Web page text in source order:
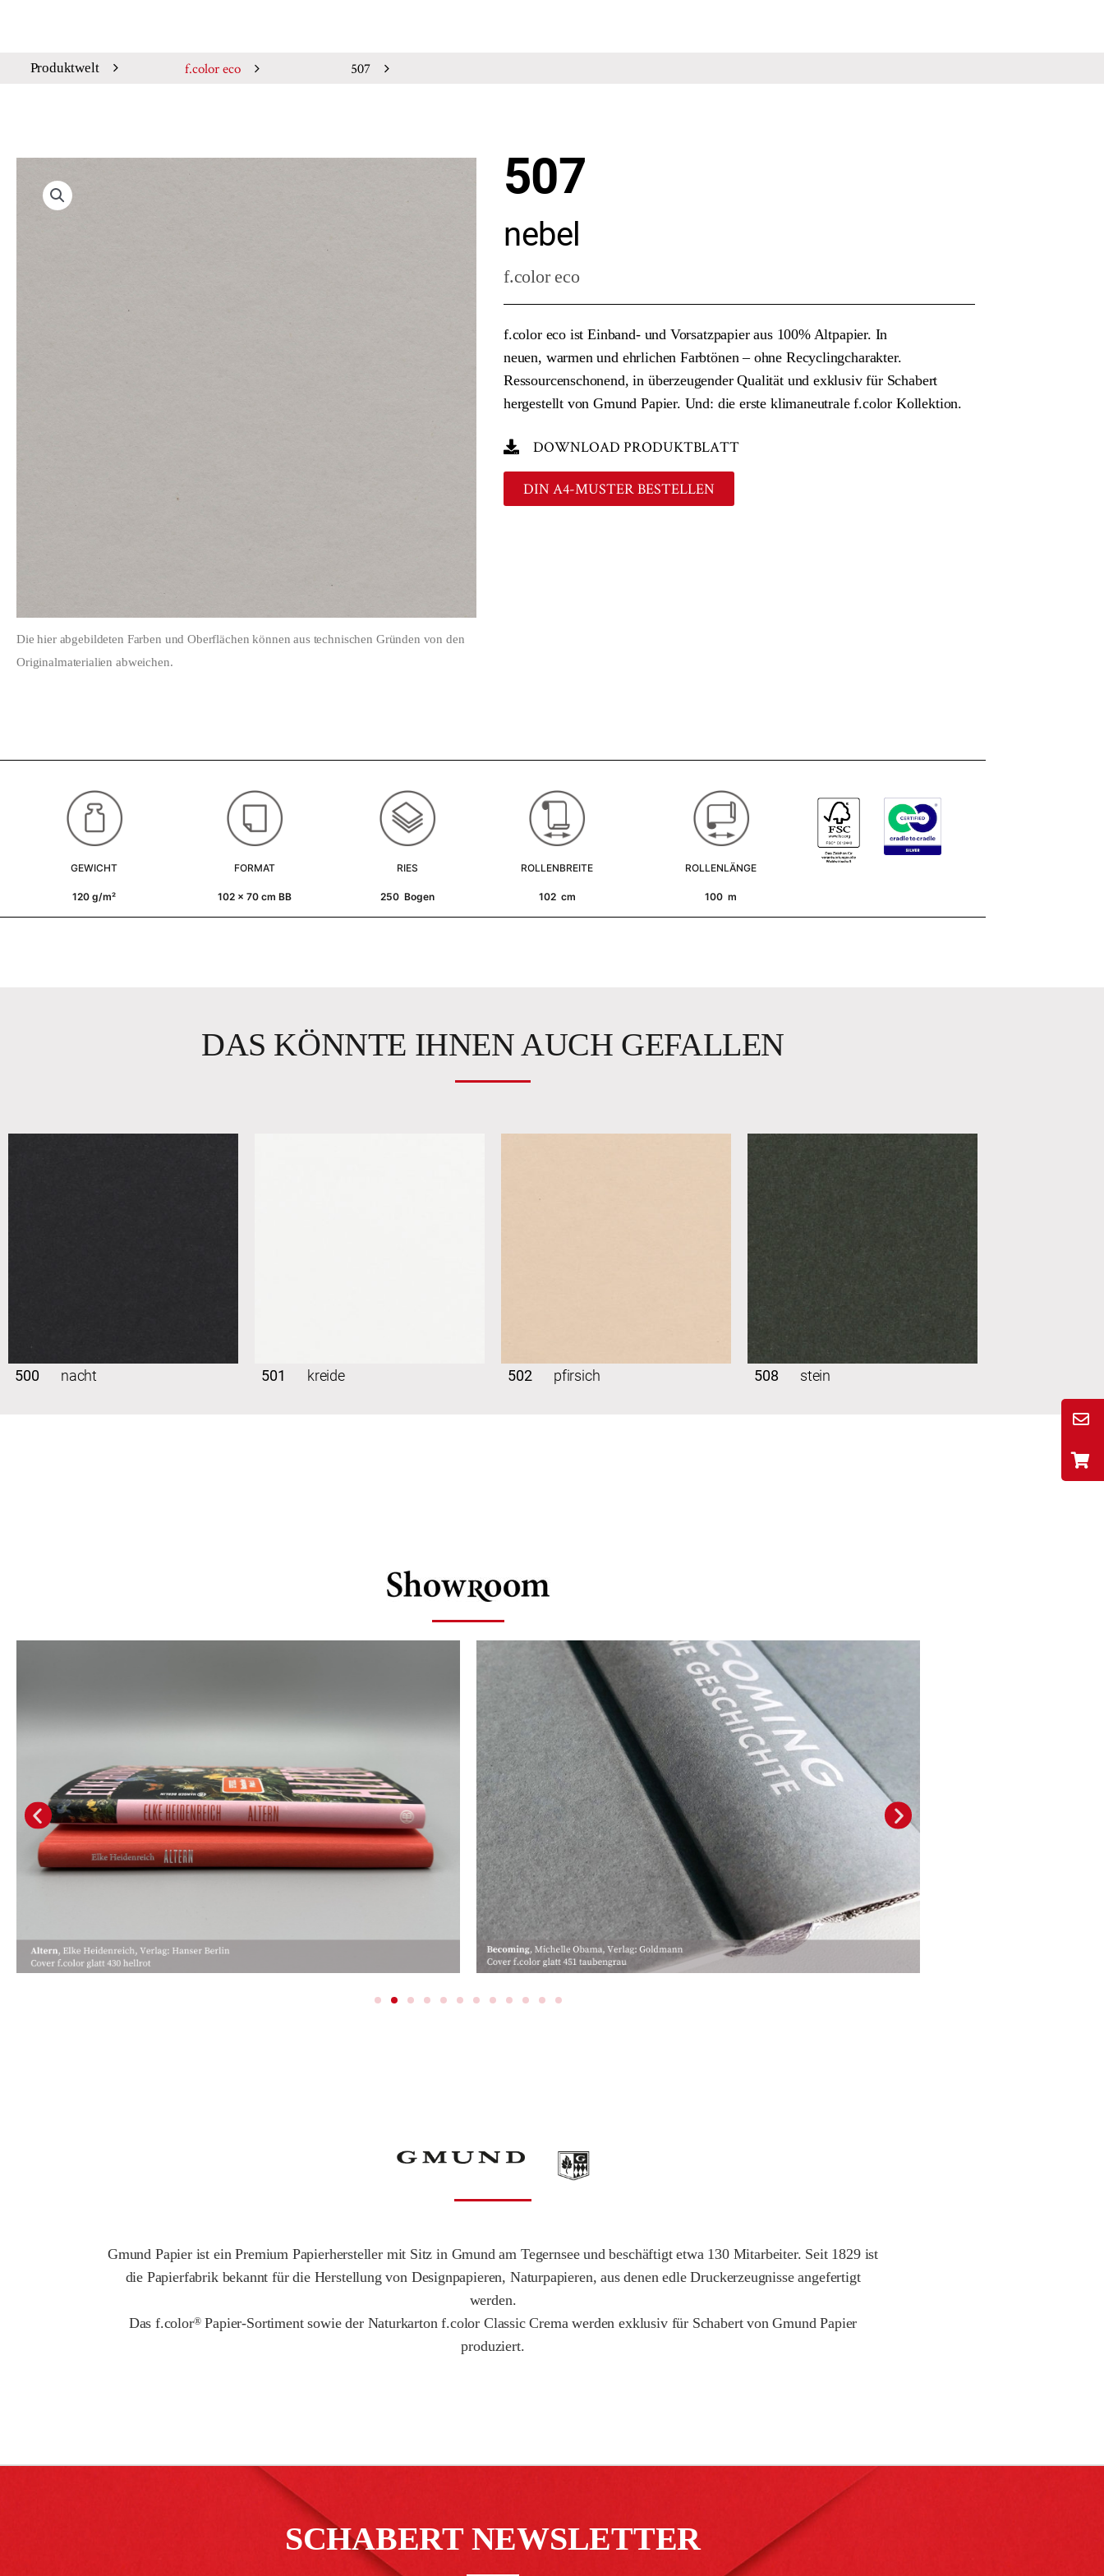
Produktwelt f.color eco 507
Die hier abgebildeten Farben und Oberflächen können aus technischen Gründen von den
Originalmaterialien abweichen.
507
nebel
f.color eco
f.color eco ist Einband- und Vorsatzpapier aus 100% Altpapier. In
neuen, warmen und ehrlichen Farbtönen – ohne Recyclingcharakter.
Ressourcenschonend, in überzeugender Qualität und exklusiv für Schabert
hergestellt von Gmund Papier. Und: die erste klimaneutrale f.color Kollektion.
DOWNLOAD PRODUKTBLATT
DIN A4-MUSTER BESTELLEN
GEWICHT
120 g/m²
FORMAT
102 x 70 cm BB
RIES
250 Bogen
ROLLENBREITE
102 cm
ROLLENLÄNGE
100 m
DAS KÖNNTE IHNEN AUCH GEFALLEN
500 nacht 501 kreide 502 pfirsich 508 stein
Gmund Papier ist ein Premium Papierhersteller mit Sitz in Gmund am Tegernsee und beschäftigt etwa 130 Mitarbeiter. Seit 1829 ist
die Papierfabrik bekannt für die Herstellung von Designpapieren, Naturpapieren, aus denen edle Druckerzeugnisse angefertigt
werden.
Das f.color®Papier-Sortiment sowie der Naturkarton f.color Classic Crema werden exklusiv für Schabert von Gmund Papier
produziert.
SCHABERT NEWSLETTER